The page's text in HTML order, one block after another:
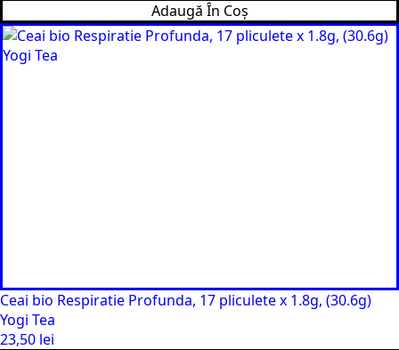
Adaugă În Coș
Ceai bio Respiratie Profunda, 17 pliculete x 1.8g, (30.6g)
Yogi Tea
23,50 lei